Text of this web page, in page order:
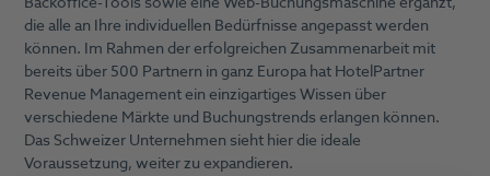
die alle an Ihre individuellen Bedürfnisse angepasst werden
können. Im Rahmen der erfolgreichen Zusammenarbeit mit
bereits über 500 Partnern in ganz Europa hat HotelPartner
Revenue Management ein einzigartiges Wissen über
verschiedene Märkte und Buchungstrends erlangen können.
Das Schweizer Unternehmen sieht hier die ideale
Voraussetzung, weiter zu expandieren.